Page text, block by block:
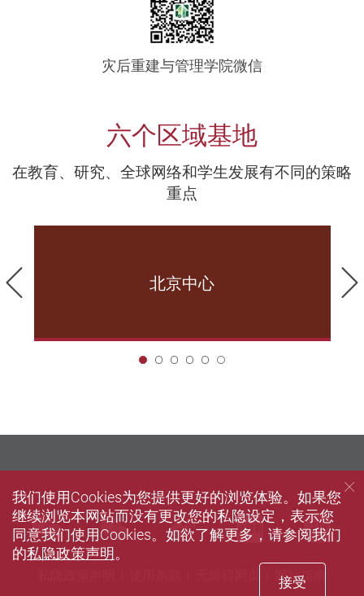
灾后重建与管理学院微信
六个区域基地
在教育、研究、全球网络和学生发展有不同的策略
重点
前一页北京中心
网站指南
wechatwechat-channel
Sina weibo
我们使用Cookies为您提供更好的浏览体验。如果您
继续浏览本网站而没有更改您的私隐设定，表示您
同意我们使用Cookies。如欲了解更多，请参阅我们
的私隐政策声明。
接受